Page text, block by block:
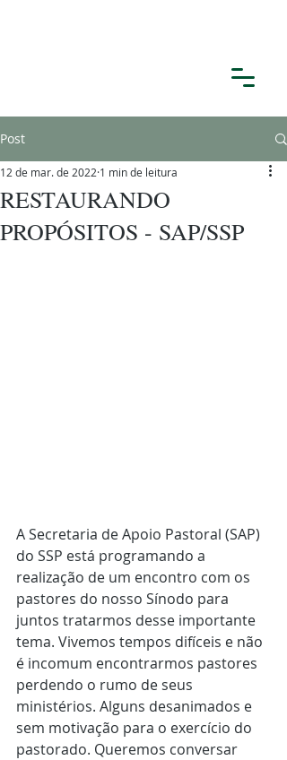
Post
RESTAURANDO
PROPÓSITOS - SAP/SSP
12 de mar. de 2022 1 min de leitura
A Secretaria de Apoio Pastoral (SAP)
do SSP está programando a
realização de um encontro com os
pastores do nosso Sínodo para
juntos tratarmos desse importante
tema. Vivemos tempos difíceis e não
é incomum encontrarmos pastores
perdendo o rumo de seus
ministérios. Alguns desanimados e
sem motivação para o exercício do
pastorado. Queremos conversar